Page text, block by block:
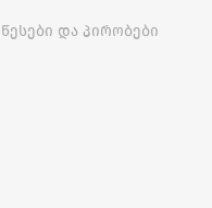
და პირობები